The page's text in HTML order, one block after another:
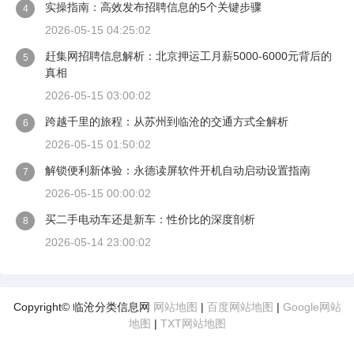
4
实操指南：高效发布招聘信息的5个关键步骤
2026-05-15 04:25:02
5
赶集网招聘信息解析：北京押运工月薪5000-6000元背后的
真相
2026-05-15 03:00:02
6
跨越千里的旅程：从苏州到临沧的交通方式全解析
2026-05-15 01:50:02
7
解锁便利新体验：永德读屏软件开机自动启动设置指南
2026-05-15 00:00:02
8
买二手电动车还是新车：性价比的深度剖析
2026-05-14 23:00:02
Copyright© 临沧分类信息网 网站地图 | 百度网站地图 | Google网站
地图 | TXT网站地图